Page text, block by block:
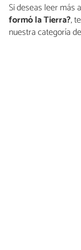
Si deseas leer más
formó la Tierra?,
nuestra categoría de